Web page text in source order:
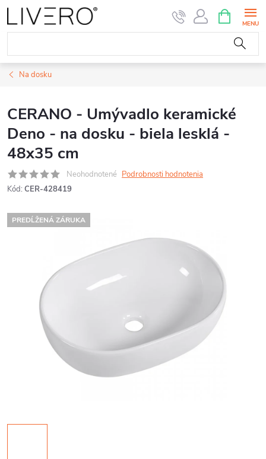
Prejsť
na
obsah
KOŠÍK
Na dosku
CERANO - Umývadlo keramické
Deno - na dosku - biela lesklá -
48x35 cm
Neohodnotené Podrobnosti hodnotenia
Kód: CER-428419
PREDĹŽENÁ ZÁRUKA